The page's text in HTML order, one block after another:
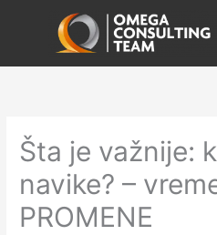
Šta je važnije:
navike? –
PROMENE